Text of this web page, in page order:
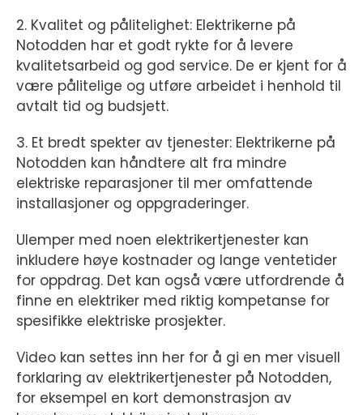
2. Kvalitet og pålitelighet: Elektrikerne på
Notodden har et godt rykte for å levere
kvalitetsarbeid og god service. De er kjent for å
være pålitelige og utføre arbeidet i henhold til
avtalt tid og budsjett.
3. Et bredt spekter av tjenester: Elektrikerne på
Notodden kan håndtere alt fra mindre
elektriske reparasjoner til mer omfattende
installasjoner og oppgraderinger.
Ulemper med noen elektrikertjenester kan
inkludere høye kostnader og lange ventetider
for oppdrag. Det kan også være utfordrende å
finne en elektriker med riktig kompetanse for
spesifikke elektriske prosjekter.
Video kan settes inn her for å gi en mer visuell
forklaring av elektrikertjenester på Notodden,
for eksempel en kort demonstrasjon av